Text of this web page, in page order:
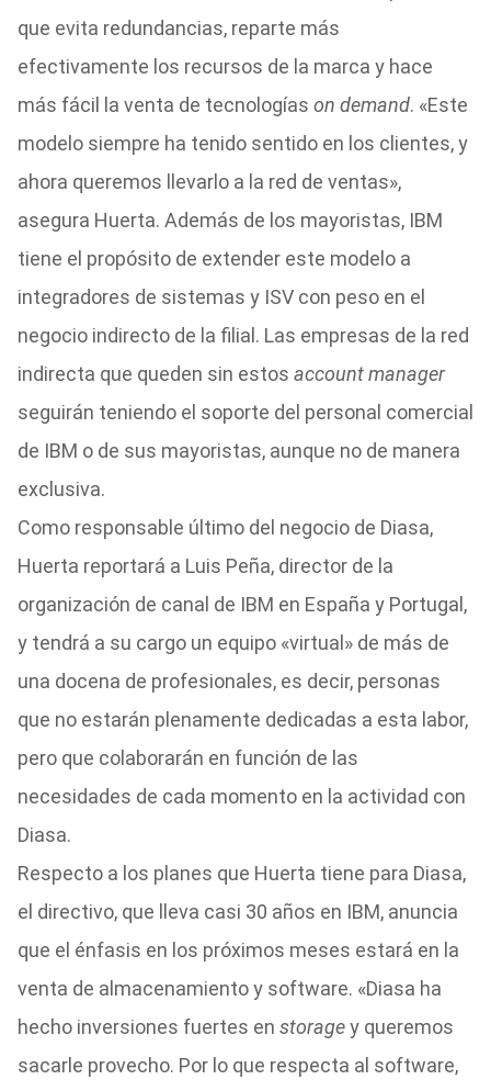
que evita redundancias, reparte más
efectivamente los recursos de la marca y hace
más fácil la venta de tecnologías on demand. «Este
modelo siempre ha tenido sentido en los clientes, y
ahora queremos llevarlo a la red de ventas»,
asegura Huerta. Además de los mayoristas, IBM
tiene el propósito de extender este modelo a
integradores de sistemas y ISV con peso en el
negocio indirecto de la filial. Las empresas de la red
indirecta que queden sin estos account manager
seguirán teniendo el soporte del personal comercial
de IBM o de sus mayoristas, aunque no de manera
exclusiva.
Como responsable último del negocio de Diasa,
Huerta reportará a Luis Peña, director de la
organización de canal de IBM en España y Portugal,
y tendrá a su cargo un equipo «virtual» de más de
una docena de profesionales, es decir, personas
que no estarán plenamente dedicadas a esta labor,
pero que colaborarán en función de las
necesidades de cada momento en la actividad con
Diasa.
Respecto a los planes que Huerta tiene para Diasa,
el directivo, que lleva casi 30 años en IBM, anuncia
que el énfasis en los próximos meses estará en la
venta de almacenamiento y software. «Diasa ha
hecho inversiones fuertes en storagey queremos
sacarle provecho. Por lo que respecta al software,